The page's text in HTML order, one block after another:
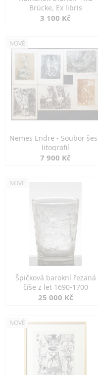
Brücke, Ex libris
3 100 Kč
NOVÉ
Nemes Endre - Soubor
litografií
7 900 Kč
NOVÉ
Špičková barokní řezaná
číše z let 1690-1700
25 000 Kč
NOVÉ